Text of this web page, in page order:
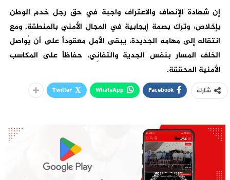
إن شهادة الإنصاف والاعتراف واجبة في حق رجل خدم الوطن
بإخلاص، وترك بصمة إيجابية في المجال الأمني بالمنطقة. ومع
انتقاله إلى مهامه الجديدة، يبقى الأمل معقوداً على أن يُواصل
الخلف المسار بنفس الجدية والتفانِي، حفاظاً على المكاسب
الأمنية المحققة.
شارك Facebook
WhatsApp
Twitter